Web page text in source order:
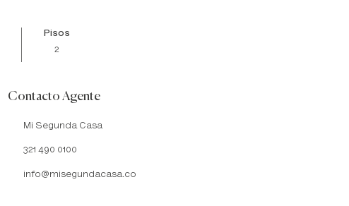
Pisos
2
Contacto Agente
Mi Segunda Casa
321 490 0100
info@misegundacasa.co